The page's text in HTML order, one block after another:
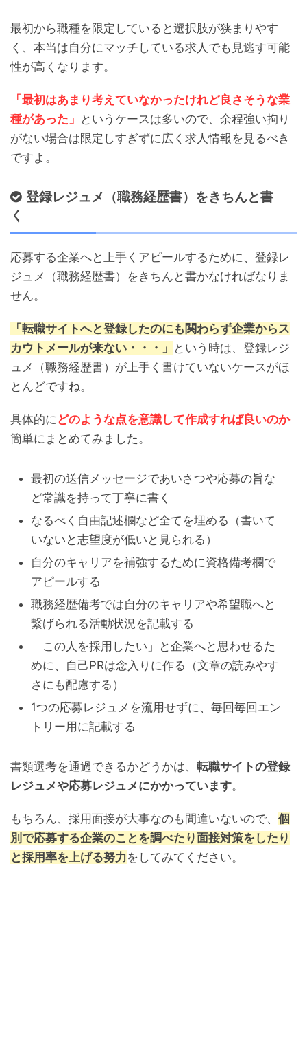
最初から職種を限定していると選択肢が狭まりやす
く、本当は自分にマッチしている求人でも見逃す可能
性が高くなります。
「最初はあまり考えていなかったけれど良さそうな業
種があった」 というケースは多いので、余程強い拘り
がない場合は限定しすぎずに広く求人情報を見るべき
ですよ。
登録レジュメ（職務経歴書）をきちんと書
く
応募する企業へと上手くアピールするために、登録レ
ジュメ（職務経歴書）をきちんと書かなければなりま
せん。
「転職サイトへと登録したのにも関わらず企業からス
カウトメールが来ない・・・」 という時は、登録レジ
ュメ（職務経歴書）が上手く書けていないケースがほ
とんどですね。
具体的にどのような点を意識して作成すれば良いのか
簡単にまとめてみました。
最初の送信メッセージであいさつや応募の旨な
ど常識を持って丁寧に書く
なるべく自由記述欄など全てを埋める（書いて
いないと志望度が低いと見られる）
自分のキャリアを補強するために資格備考欄で
アピールする
職務経歴備考では自分のキャリアや希望職へと
繋げられる活動状況を記載する
「この人を採用したい」と企業へと思わせるた
めに、自己PRは念入りに作る（文章の読みやす
さにも配慮する）
1つの応募レジュメを流用せずに、毎回毎回エン
トリー用に記載する
書類選考を通過できるかどうかは、 転職サイトの登録
レジュメや応募レジュメにかかっています。
もちろん、採用面接が大事なのも間違いないので、 個
別で応募する企業のことを調べたり面接対策をしたり
と採用率を上げる努力 をしてみてください。